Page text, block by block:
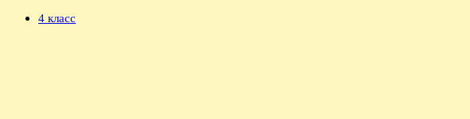
4 класс